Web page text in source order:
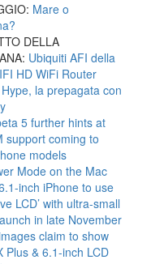
Mare o
DELLA
Ubiquiti AFI della
HD WiFi Router
la prepagata con
5 further hints at
support coming to
models
Mode on the Mac
inch iPhone to use
LCD’ with ultra-small
in late November
claim to show
Plus & 6.1-inch LCD